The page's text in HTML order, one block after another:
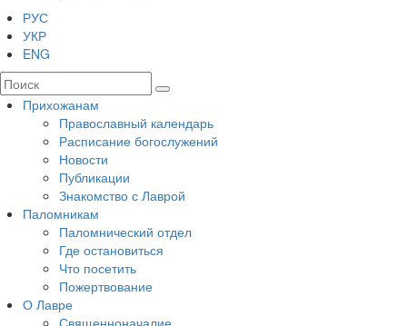
РУС
УКР
ENG
Прихожанам
Православный календарь
Расписание богослужений
Новости
Публикации
Знакомство с Лаврой
Паломникам
Паломнический отдел
Где остановиться
Что посетить
Пожертвование
О Лавре
Священноначалие